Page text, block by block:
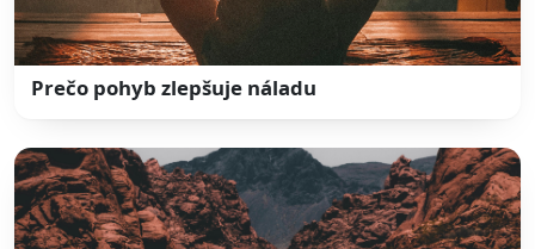
Prečo pohyb zlepšuje náladu